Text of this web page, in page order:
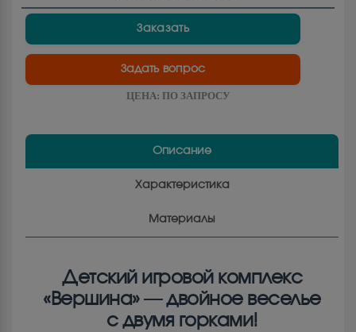
Заказать
Задать вопрос
ЦЕНА: ПО ЗАПРОСУ
Описание
Характеристика
Материалы
Детский игровой комплекс
«Вершина» — двойное веселье
с двумя горками!